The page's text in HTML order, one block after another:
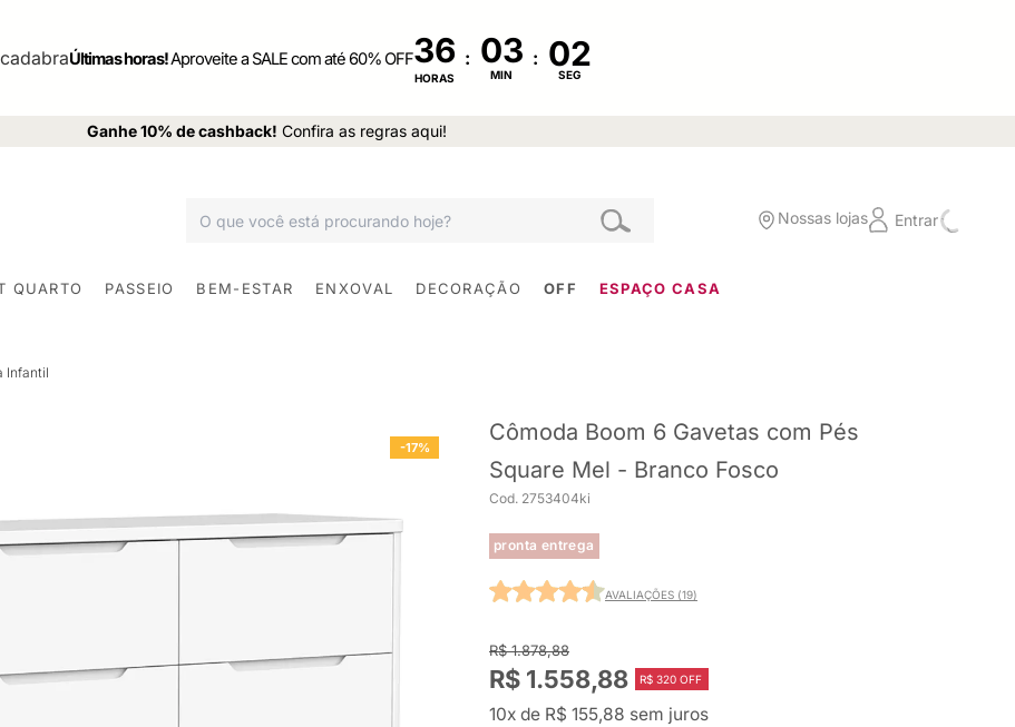
Últimas horas!Aproveite a SALE com até 60% OFF36
HORAS
:
MIN
:
SEG
Ganhe 10% de cashback! Confira as regras aqui!
Nossas lojas Entrar
QUARTO PASSEIO BEM-ESTAR ENXOVAL DECORAÇÃO OFF ESPAÇO CASA
Infantil
-17%
Cômoda Boom 6 Gavetas com Pés
Square Mel - Branco Fosco
Cod. 2753404ki
pronta entrega
AVALIAÇÕES (19)
R$ 1.878,88
R$ 1.558,88 R$ 320 OFF
10x de R$ 155,88 sem juros